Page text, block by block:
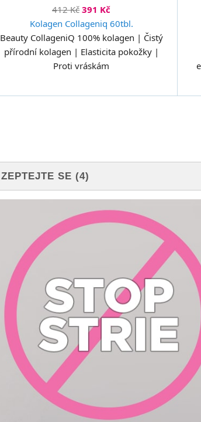
412 Kč 391 Kč
Kolagen Collageniq 60tbl.
Beauty CollageniQ 100% kolagen | Čistý
přírodní kolagen | Elasticita pokožky |
Proti vráskám
ZEPTEJTE SE (4)